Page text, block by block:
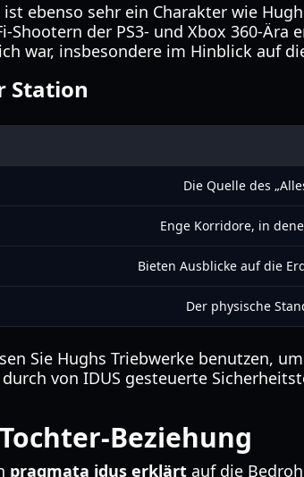
ebenso sehr ein Charakter wie
Shootern der PS3- und Xbox 360-Ära
war, insbesondere im Hinblick auf
Station
Die Quelle des
Enge Korridore, in
Bieten Ausblicke auf die
Der physische
Sie Hughs Triebwerke benutzen,
von IDUS gesteuerte
Beziehung
pragmata idus erklärt auf die